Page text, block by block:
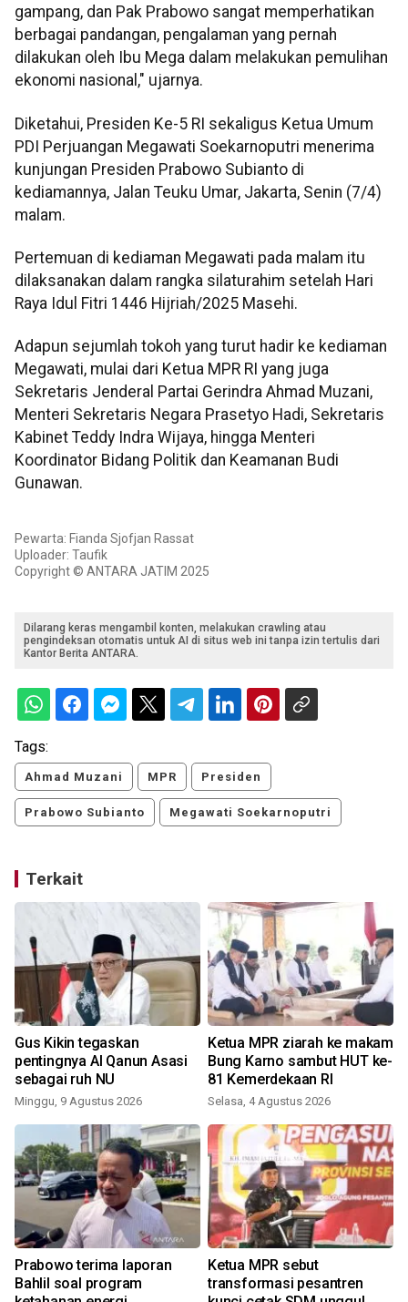
gampang, dan Pak Prabowo sangat memperhatikan
berbagai pandangan, pengalaman yang pernah
dilakukan oleh Ibu Mega dalam melakukan pemulihan
ekonomi nasional," ujarnya.
Diketahui, Presiden Ke-5 RI sekaligus Ketua Umum
PDI Perjuangan Megawati Soekarnoputri menerima
kunjungan Presiden Prabowo Subianto di
kediamannya, Jalan Teuku Umar, Jakarta, Senin (7/4)
malam.
Pertemuan di kediaman Megawati pada malam itu
dilaksanakan dalam rangka silaturahim setelah Hari
Raya Idul Fitri 1446 Hijriah/2025 Masehi.
Adapun sejumlah tokoh yang turut hadir ke kediaman
Megawati, mulai dari Ketua MPR RI yang juga
Sekretaris Jenderal Partai Gerindra Ahmad Muzani,
Menteri Sekretaris Negara Prasetyo Hadi, Sekretaris
Kabinet Teddy Indra Wijaya, hingga Menteri
Koordinator Bidang Politik dan Keamanan Budi
Gunawan.
Pewarta: Fianda Sjofjan Rassat
Uploader: Taufik
Copyright © ANTARA JATIM 2025
Dilarang keras mengambil konten, melakukan crawling atau
pengindeksan otomatis untuk AI di situs web ini tanpa izin tertulis dari
Kantor Berita ANTARA.
Tags:
Ahmad Muzani MPR Presiden
Prabowo Subianto Megawati Soekarnoputri
Terkait
Gus Kikin tegaskan
pentingnya Al Qanun Asasi
sebagai ruh NU
Minggu, 9 Agustus 2026
Ketua MPR ziarah ke makam
Bung Karno sambut HUT ke-
81 Kemerdekaan RI
Selasa, 4 Agustus 2026
Prabowo terima laporan
Bahlil soal program
Ketua MPR sebut
transformasi pesantren